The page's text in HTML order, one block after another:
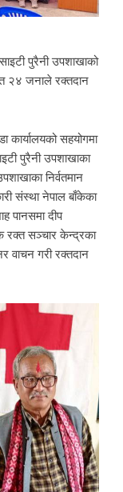
पुरैनी उपशाखाको
२४ जनाले रक्तदान
कार्यालयको सहयोगमा
पुरैनी उपशाखाका
निर्वतमान
संस्था नेपाल बाँकेका
पानसमा दीप
रक्त सञ्चार केन्द्रका
वाचन गरी रक्तदान